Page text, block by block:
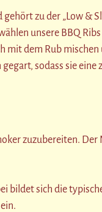
zu der „Low &
unsere BBQ
mit dem Rub
sodass sie
zuzubereiten.
bildet sich die